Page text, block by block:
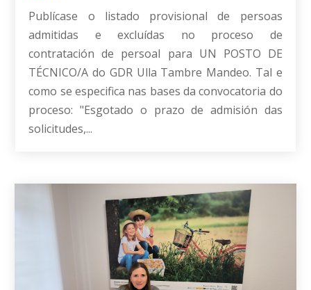
Publícase o listado provisional de persoas
admitidas e excluídas no proceso de
contratación de persoal para UN POSTO DE
TÉCNICO/A do GDR Ulla Tambre Mandeo. Tal e
como se especifica nas bases da convocatoria do
proceso: "Esgotado o prazo de admisión das
solicitudes,...